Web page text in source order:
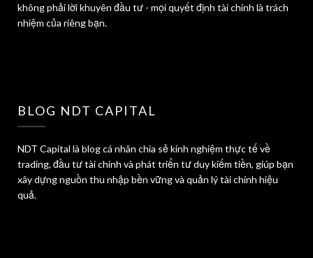
không phải lời khuyên đầu tư - mọi quyết định tài chính là trách
nhiệm của riêng bạn.
BLOG NDT CAPITAL
NDT Capital là blog cá nhân chia sẻ kinh nghiệm thực tế về
trading, đầu tư tài chính và phát triển tư duy kiếm tiền, giúp bạn
xây dựng nguồn thu nhập bền vững và quản lý tài chính hiệu
quả.